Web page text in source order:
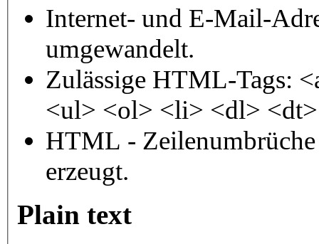
Internet- und E-Mail-
umgewandelt.
Zulässige HTML-Tags:
<ul> <ol> <li> <dl>
HTML - Zeilenumbrüche
erzeugt.
Plain text